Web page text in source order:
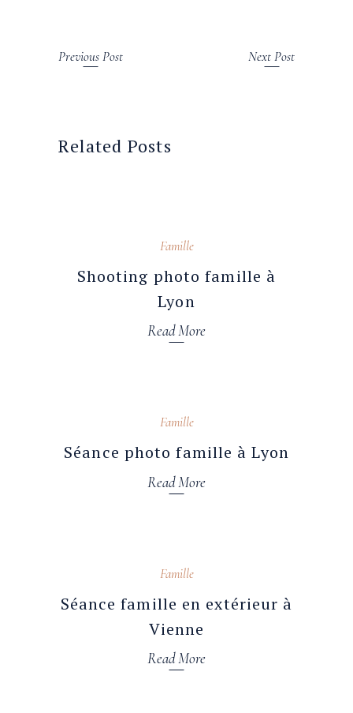
Previous Post Next Post
Related Posts
Famille
Shooting photo famille à
Lyon
Read More
Famille
Séance photo famille à Lyon
Read More
Famille
Séance famille en extérieur à
Vienne
Read More